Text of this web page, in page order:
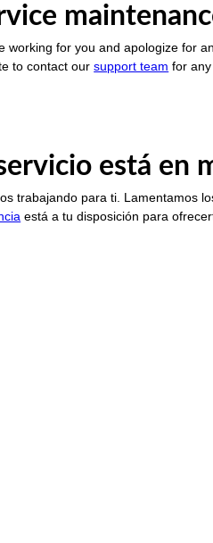
working for you and apologize for
to contact oursupport team for
está en
trabajando para ti. Lamentamos
está a tu disposición para